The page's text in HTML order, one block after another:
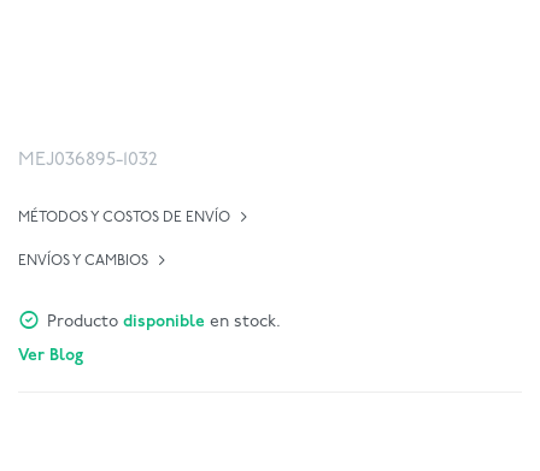
MEJ036895-1032
MÉTODOS Y COSTOS DE ENVÍO
ENVÍOS Y CAMBIOS
Producto disponible en stock.
Ver Blog